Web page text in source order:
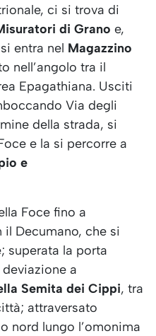
ci si trova di
di Grano e,
entra nel Magazzino
nell’angolo tra il
Epagathiana. Usciti
Via degli
della strada, si
e la si percorre a
e
Foce fino a
il Decumano, che si
superata la porta
deviazione a
Semita dei Cippi, tra
attraversato
nord lungo l’omonima